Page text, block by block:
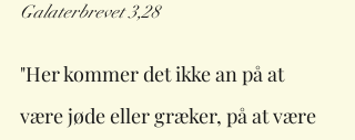
Galaterbrevet 3,28
"Her kommer det ikke an på at
være jøde eller græker, på at være